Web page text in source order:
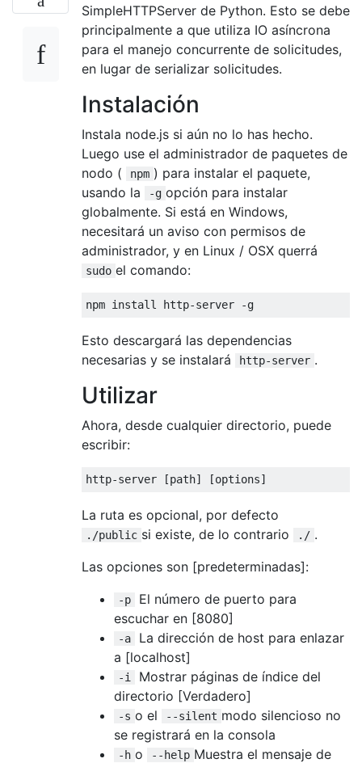
SimpleHTTPServer de Python. Esto se debe
principalmente a que utiliza IO asíncrona
para el manejo concurrente de solicitudes,
en lugar de serializar solicitudes.
Instalación
Instala node.js si aún no lo has hecho.
Luego use el administrador de paquetes de
nodo (
npm ) para instalar el paquete,
usando la
-g opción para instalar
globalmente. Si está en Windows,
necesitará un aviso con permisos de
administrador, y en Linux / OSX querrá
sudo el comando:
Esto descargará las dependencias
necesarias y se instalará
http-server .
Utilizar
Ahora, desde cualquier directorio, puede
escribir:
La ruta es opcional, por defecto
./public si existe, de lo contrario ./ .
Las opciones son [predeterminadas]:
-p
El número de puerto para
escuchar en [8080]
-a
La dirección de host para enlazar
a [localhost]
-i
Mostrar páginas de índice del
directorio [Verdadero]
-s o el --silent modo silencioso no
se registrará en la consola
-h o --help Muestra el mensaje de